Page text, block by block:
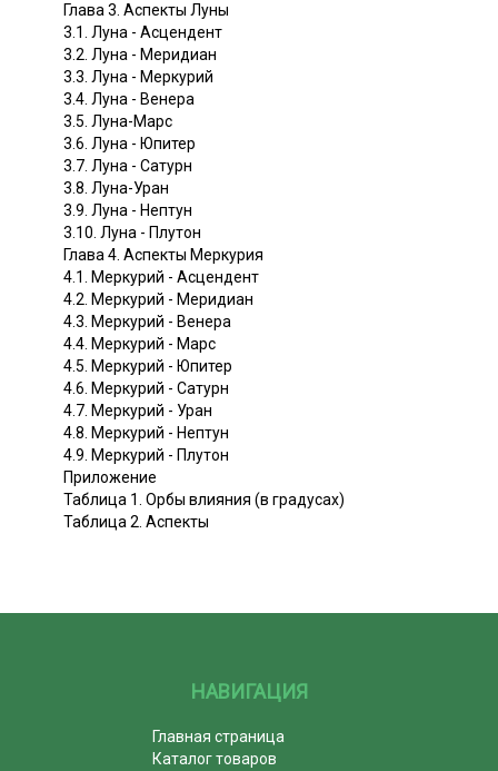
Глава 3. Аспекты Луны
3.1. Луна - Асцендент
3.2. Луна - Меридиан
3.3. Луна - Меркурий
3.4. Луна - Венера
3.5. Луна-Марс
3.6. Луна - Юпитер
3.7. Луна - Сатурн
3.8. Луна-Уран
3.9. Луна - Нептун
3.10. Луна - Плутон
Глава 4. Аспекты Меркурия
4.1. Меркурий - Асцендент
4.2. Меркурий - Меридиан
4.3. Меркурий - Венера
4.4. Меркурий - Марс
4.5. Меркурий - Юпитер
4.6. Меркурий - Сатурн
4.7. Меркурий - Уран
4.8. Меркурий - Нептун
4.9. Меркурий - Плутон
Приложение
Таблица 1. Орбы влияния (в градусах)
Таблица 2. Аспекты
НАВИГАЦИЯ
Главная страница
Каталог товаров